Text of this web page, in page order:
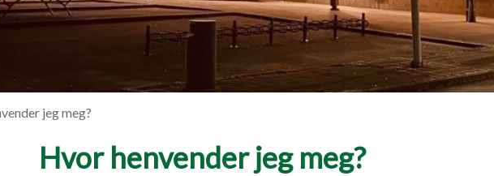
jeg meg?
Hvor henvender jeg meg?